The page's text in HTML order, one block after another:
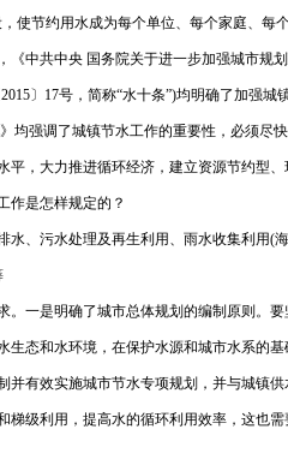
使节约用水成为每个单位、每个家庭、
《中共中央 国务院关于进一步加强城市规
〕17号，简称“水十条”)均明确了加强
均强调了城镇节水工作的重要性，必须
平，大力推进循环经济，建立资源节约型
作是怎样规定的？
水、污水处理及再生利用、雨水收集利用(
。一是明确了城市总体规划的编制原则
生态和水环境，在保护水源和城市水系的
并有效实施城市节水专项规划，并与城镇
梯级利用，提高水的循环利用效率，这也